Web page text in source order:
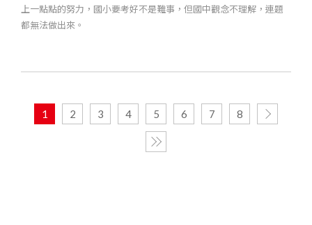
上一點點的努力，國小要考好不是難事，但國中觀念不理解，連題
都無法做出來。
1 2 3 4 5 6 7 8